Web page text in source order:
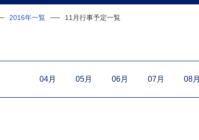
2016年一覧 11月行事予定一覧
04月 05月 06月 07月 08月